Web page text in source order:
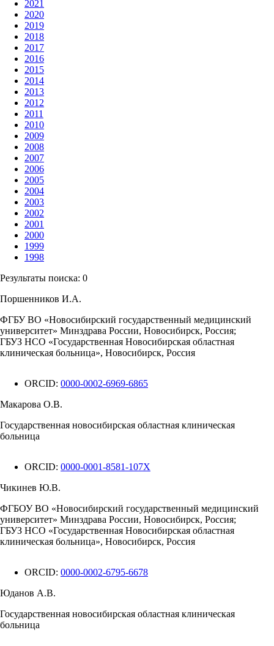
2021
2020
2019
2018
2017
2016
2015
2014
2013
2012
2011
2010
2009
2008
2007
2006
2005
2004
2003
2002
2001
2000
1999
1998
Результаты поиска: 0
Поршенников И.А.
ФГБУ ВО «Новосибирский государственный медицинский
университет» Минздрава России, Новосибирск, Россия;
ГБУЗ НСО «Государственная Новосибирская областная
клиническая больница», Новосибирск, Россия
ORCID: 0000-0002-6969-6865
Макарова О.В.
Государственная новосибирская областная клиническая
больница
ORCID: 0000-0001-8581-107X
Чикинев Ю.В.
ФГБОУ ВО «Новосибирский государственный медицинский
университет» Минздрава России, Новосибирск, Россия;
ГБУЗ НСО «Государственная Новосибирская областная
клиническая больница», Новосибирск, Россия
ORCID: 0000-0002-6795-6678
Юданов А.В.
Государственная новосибирская областная клиническая
больница